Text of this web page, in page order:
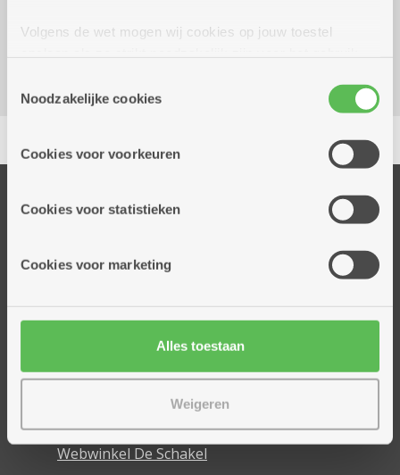
Volgens de wet mogen wij cookies op jouw toestel
cookies hebben we jouw toestemming nodig. Sommige
cookies worden geplaatst door derde partijen die een
informatie over jouw (geanonimiseerd) gebruik van onze
partners kunnen deze gegevens combineren met andere
Noodzakelijke cookies
Cookies voor voorkeuren
Cookies voor statistieken
Cookies voor marketing
Alles toestaan
Weigeren
Louis Paul Boonstraat 21
2050 Antwerpen-Linkeroever
Assistentiewoningen
Woonzorgcentra
Mijn Zorgbedrijf
Onze innovaties
Mijn Boek
Webwinkel De Schakel